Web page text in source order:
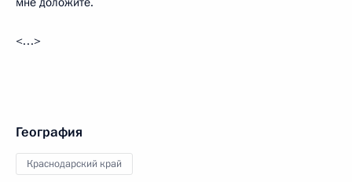
<…>
География
Краснодарский край